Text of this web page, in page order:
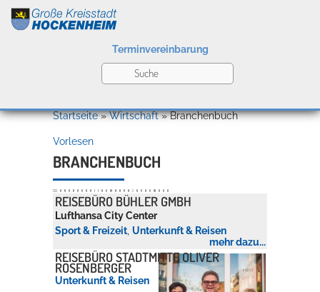
Kultur
Bildung
Wirtschaft
Terminvereinbarung
Willkommen in Hockenheim
Startseite»Wirtschaft»Branchenbuch
Vorlesen
BRANCHENBUCH
Alle A B C D E F G H I J K L M N O P Q R S U V W X Y Z
REISEBÜRO BÜHLER GMBH
Lufthansa City Center
Sport & Freizeit, Unterkunft & Reisen
mehr dazu...
REISEBÜRO STADTMITTE OLIVER
ROSENBERGER
Unterkunft & Reisen